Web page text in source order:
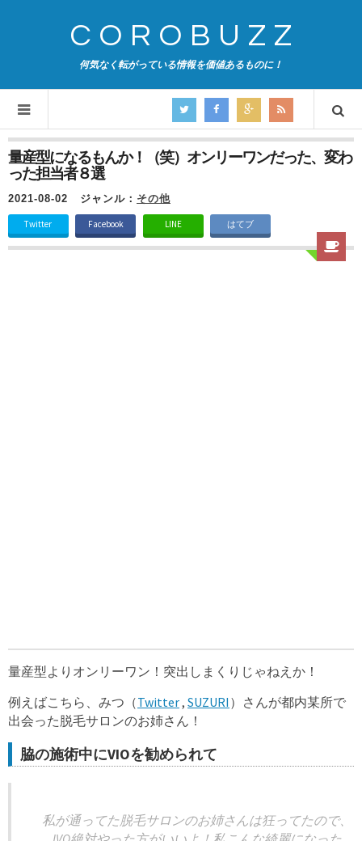
COROBUZZ
何気なく転がっている情報を価値あるものに！
量産型になるもんか！（笑）オンリーワンだった、変わ
った担当者８選
2021-08-02 ジャンル： その他
Twitter Facebook LINE はてブ
量産型よりオンリーワン！突出しまくりじゃねえか！
例えばこちら、みつ（Twitter, SUZURI ）さんが都内某所で
出会った脱毛サロンのお姉さん！
脇の施術中にVIOを勧められて
私が通ってた脱毛サロンのお姉さんは狂ってたので、